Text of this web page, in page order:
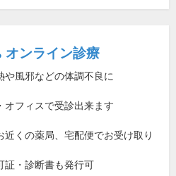
オンライン診療
や風邪などの体調不良に
オフィスで受診出来ます
近くの薬局、宅配便でお受け取り
証・診断書も発行可